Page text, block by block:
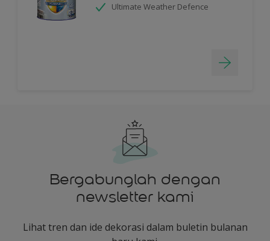
Ultimate Weather Defence
Bergabunglah dengan
newsletter kami
Lihat tren dan ide dekorasi dalam buletin bulanan